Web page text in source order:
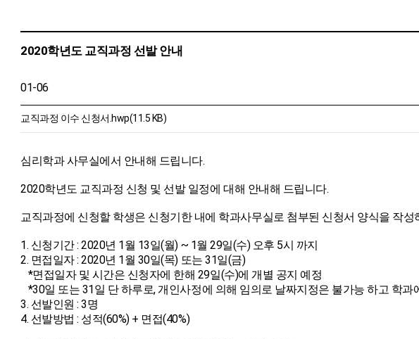
2020학년도 교직과정 선발 안내
01-06
교직과정 이수 신청서.hwp(11.5 KB)
심리학과 사무실에서 안내해 드립니다.
2020학년도 교직과정 신청 및 선발 일정에 대해 안내해 드립니다.
교직과정에 신청할 학생은 신청기한 내에 학과사무실로 첨부된 신청서 양식을 작성
1. 신청기간 : 2020년 1월 13일(월) ~ 1월 29일(수) 오후 5시 까지
2. 면접일자 : 2020년 1월 30일(목) 또는 31일(금)
*면접일자 및 시간은 신청자에 한해 29일(수)에 개별 공지 예정
*30일 또는 31일 단 하루로, 개인사정에 의해 임의로 날짜지정은 불가능 하고 학
3. 선발인원 : 3명
4. 선발방법 : 성적(60%) + 면접(40%)